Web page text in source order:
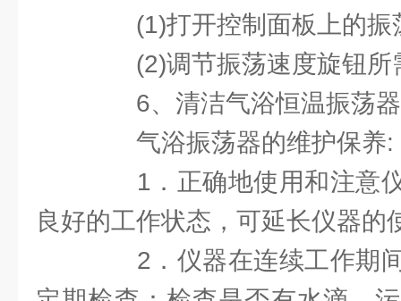
(1)打开控制面板上的振
(2)调节振荡速度旋钮所
6、清洁气浴恒温振荡器
气浴振荡器的维护保养:
1．正确地使用和注意仪
良好的工作状态，可延长仪器的
2．仪器在连续工作期间